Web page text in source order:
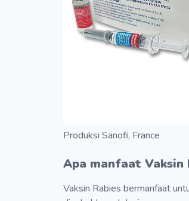
Produksi Sanofi, France
Apa manfaat Vaksin
Vaksin Rabies bermanfaat